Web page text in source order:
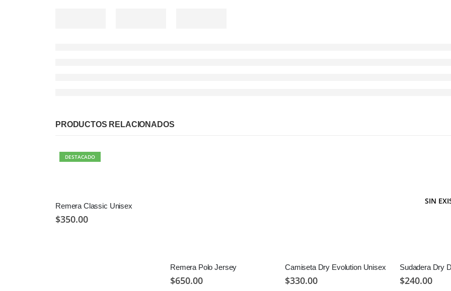
PRODUCTOS RELACIONADOS
DESTACADO
Remera Classic Unisex
$350.00
Remera Polo Jersey
$650.00
Camiseta Dry Evolution Unisex
$330.00
SIN
Sudadera Dry
$240.00